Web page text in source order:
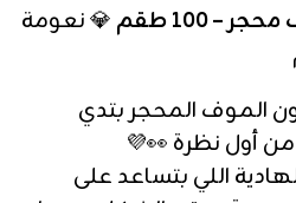
💎 نعومة
قطن كود 77 باللون الموف المحجر بتدي
أول نظرة 👀💜
اللي بتساعد على